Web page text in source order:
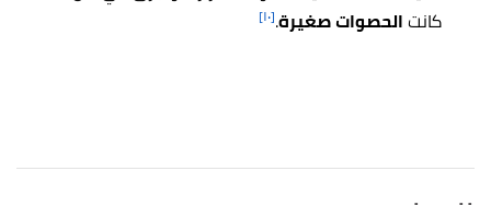
كانتالحصوات صغيرة.[١٠]